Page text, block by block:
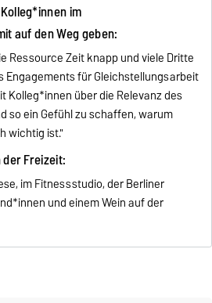
im
auf den Weg geben:
Ressource Zeit knapp und viele Dritte
Engagements für Gleichstellungsarbeit
Kolleg*innen über die Relevanz des
so ein Gefühl zu schaffen, warum
wichtig ist."
Freizeit:
im Fitnessstudio, der Berliner
und einem Wein auf der